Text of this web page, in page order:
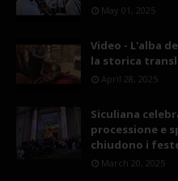
May 01, 2025
Video - L'alba
la storica
April 28, 2025
Siculiana
processione e
chiudono i
March 20, 2025